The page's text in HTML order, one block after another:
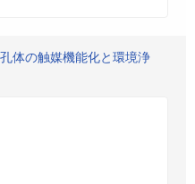
体の触媒機能化と環境浄